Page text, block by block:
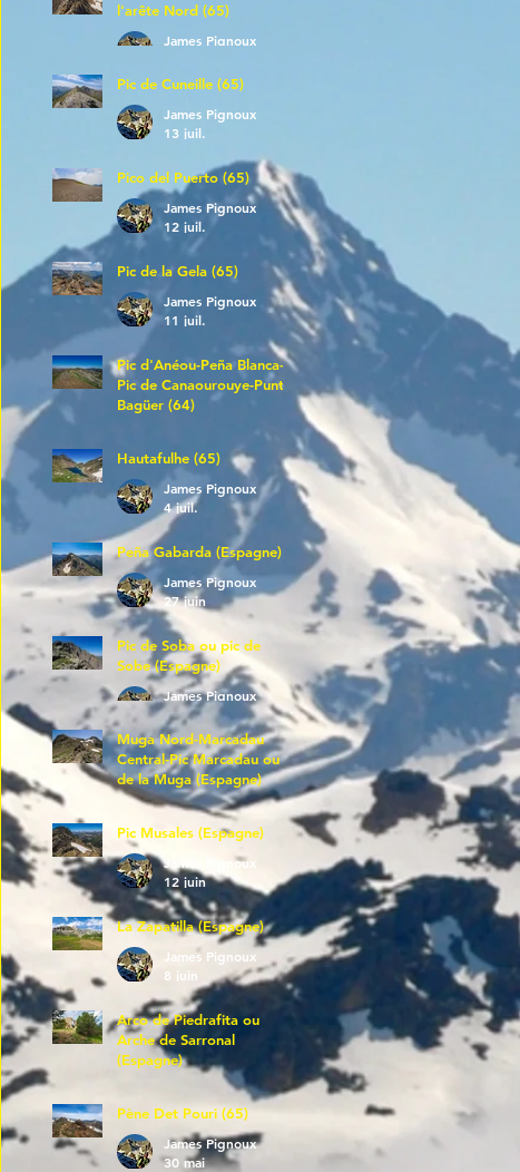
l'arête Nord (65)
James Pignoux
Pic de Cuneille (65)
James Pignoux
13 juil.
Pico del Puerto (65)
James Pignoux
12 juil.
Pic de la Gela (65)
James Pignoux
11 juil.
Pic d'Anéou-Peña Blanca-
Pic de Canaourouye-Punta
Bagüer (64)
5 juil.
Hautafulhe (65)
James Pignoux
4 juil.
Peña Gabarda (Espagne)
James Pignoux
27 juin
Pic de Soba ou pic de
Sobe (Espagne)
James Pignoux
25 juin
Muga Nord-Marcadau
Central-Pic Marcadau ou
de la Muga (Espagne)
James Pignoux
21 juin
Pic Musales (Espagne)
James Pignoux
12 juin
La Zapatilla (Espagne)
James Pignoux
8 juin
Arco de Piedrafita ou
Arche de Sarronal
(Espagne)
James Pignoux
7 juin
Pène Det Pouri (65)
James Pignoux
30 mai